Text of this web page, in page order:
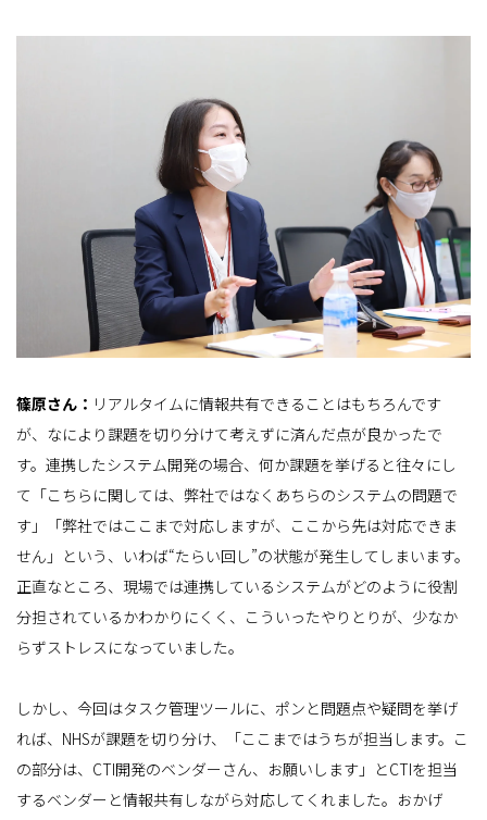
篠原さん： リアルタイムに情報共有できることはもちろんです
が、なにより課題を切り分けて考えずに済んだ点が良かったで
す。連携したシステム開発の場合、何か課題を挙げると往々にし
て「こちらに関しては、弊社ではなくあちらのシステムの問題で
す」「弊社ではここまで対応しますが、ここから先は対応できま
せん」という、いわば“たらい回し”の状態が発生してしまいます。
正直なところ、現場では連携しているシステムがどのように役割
分担されているかわかりにくく、こういったやりとりが、少なか
らずストレスになっていました。
しかし、今回はタスク管理ツールに、ポンと問題点や疑問を挙げ
れば、NHSが課題を切り分け、「ここまではうちが担当します。こ
の部分は、CTI開発のベンダーさん、お願いします」とCTIを担当
するベンダーと情報共有しながら対応してくれました。おかげ